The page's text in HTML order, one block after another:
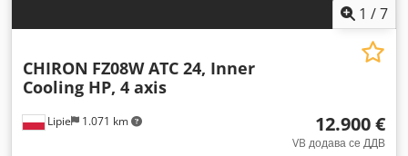
1 /7
Lipie 1.071 km
CHIRON FZ08W ATC 24, Inner
Cooling HP, 4 axis
12.900 €
VB додава се ДДВ